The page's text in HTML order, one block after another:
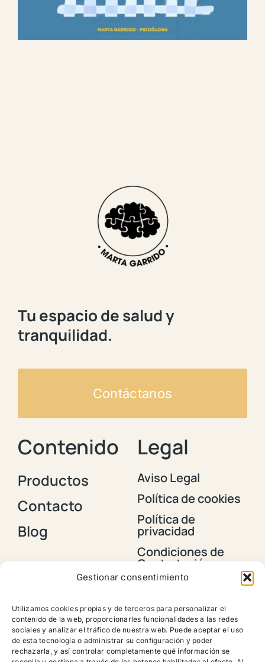
Gestionar consentimiento
Utilizamos cookies propias y de terceros para personalizar el
contenido de la web, proporcionarles funcionalidades a las redes
sociales y analizar el tráfico de nuestra web. Puede aceptar el uso
de esta tecnología o administrar su configuración y poder
rechazarla, y así controlar completamente qué información se
Tu espacio de salud y
tranquilidad.
Contáctanos
Contenido
Productos
Contacto
Blog
Legal
Aviso Legal
Política de cookies
Política de
privacidad
Condiciones de
Contratación y
Envios
devoluciones,
reembolsos y
cancelación de
pedidos